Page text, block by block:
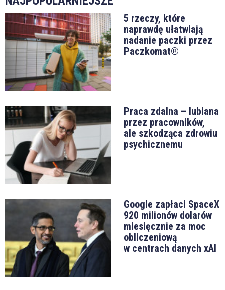
5 rzeczy, które
naprawdę ułatwiają
nadanie paczki przez
Paczkomat®
Praca zdalna – lubiana
przez pracowników,
ale szkodząca zdrowiu
psychicznemu
Google zapłaci SpaceX
920 milionów dolarów
miesięcznie za moc
obliczeniową
w centrach danych xAI